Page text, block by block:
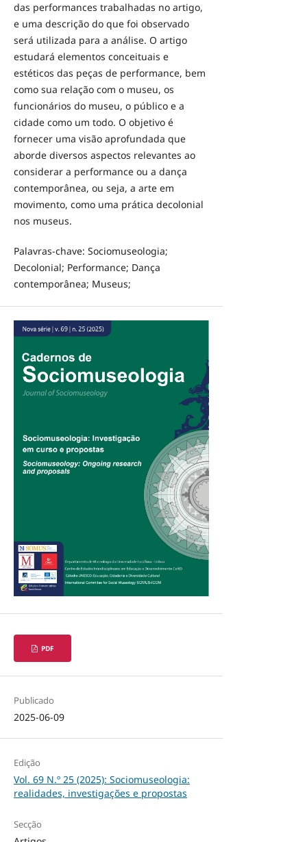
das performances trabalhadas no artigo,
e uma descrição do que foi observado
será utilizada para a análise. O artigo
estudará elementos conceituais e
estéticos das peças de performance, bem
como sua relação com o museu, os
funcionários do museu, o público e a
cidade como um todo. O objetivo é
fornecer uma visão aprofundada que
aborde diversos aspectos relevantes ao
considerar a performance ou a dança
contemporânea, ou seja, a arte em
movimento, como uma prática decolonial
nos museus.
Palavras-chave: Sociomuseologia;
Decolonial; Performance; Dança
contemporânea; Museus;
PDF
Publicado
2025-06-09
Edição
Vol. 69 N.º 25 (2025): Sociomuseologia:
realidades, investigações e propostas
Secção